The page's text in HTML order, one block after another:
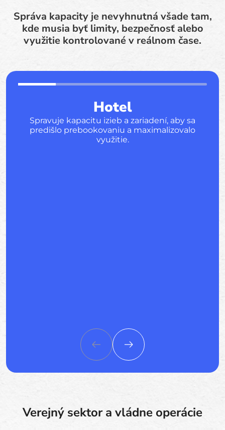
Správa kapacity je nevyhnutná všade tam,
kde musia byť limity, bezpečnosť alebo
využitie kontrolované v reálnom čase.
Hotel
Spravuje kapacitu izieb a zariadení, aby sa
predišlo prebookovaniu a maximalizovalo
využitie.
Verejný sektor a vládne operácie